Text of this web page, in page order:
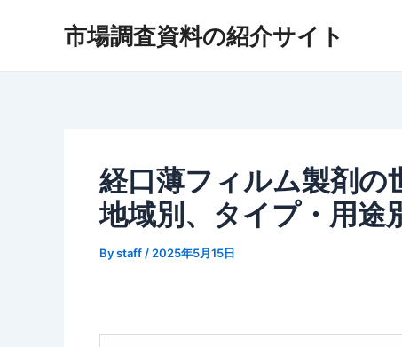
市場調査資料の紹介サイト
経口薄フィルム製剤の
地域別、タイプ・用途
Bystaff / 2025年5月15日